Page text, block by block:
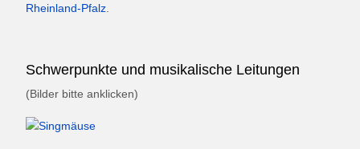
Rheinland-Pfalz
Schwerpunkte und musikalische Leitungen
(Bilder bitte anklicken)